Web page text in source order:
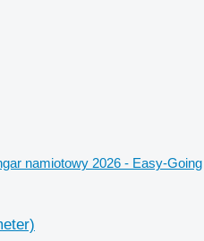
namiotowy 2026 - Easy-Going